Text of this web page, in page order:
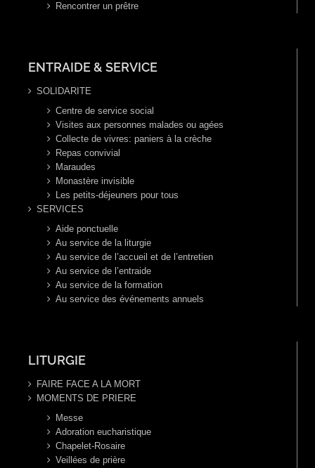
Rencontrer un prêtre
ENTRAIDE & SERVICE
SOLIDARITE
Centre de service social
Visites aux personnes malades ou agées
Collecte de vivres: paniers à la crèche
Repas convivial
Maraudes
Monastère invisible
Les petits-déjeuners pour tous
SERVICES
Aide ponctuelle
Au service de la liturgie
Au service de l’accueil et de l’entretien
Au service de l’entraide
Au service de la formation
Au service des événements annuels
LITURGIE
FAIRE FACE A LA MORT
MOMENTS DE PRIERE
Messe
Adoration eucharistique
Chapelet-Rosaire
Veillées de prière